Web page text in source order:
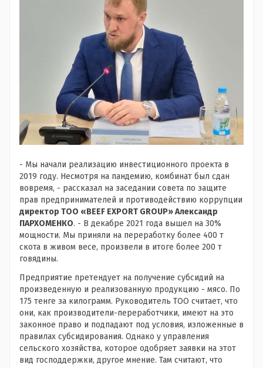
- Мы начали реализацию инвестиционного проекта в
2019 году. Несмотря на пандемию, комбинат был сдан
вовремя, - рассказал на заседании совета по защите
прав предпринимателей и противодействию коррупции
директор ТОО «BEEF EXPORT GROUP»Александр
ПАРХОМЕНКО. - В декабре 2021 года вышел на 30%
мощности. Мы приняли на переработку более 400 т
скота в живом весе, произвели в итоге более 200 т
говядины.
Предприятие претендует на получение субсидий на
произведенную и реализованную продукцию - мясо. По
175 тенге за килограмм. Руководитель ТОО считает, что
они, как производители-переработчики, имеют на это
законное право и подпадают под условия, изложенные в
правилах субсидирования. Однако у управления
сельского хозяйства, которое одобряет заявки на этот
вид господдержки, другое мнение. Там считают, что